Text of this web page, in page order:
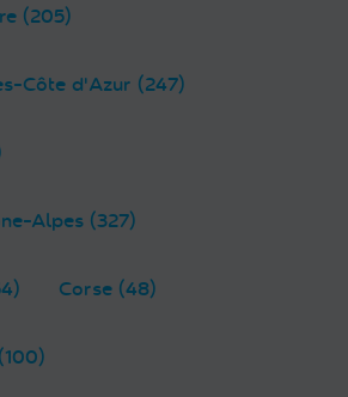
(205)
Côte d'Azur (247)
Alpes (327)
Corse (48)